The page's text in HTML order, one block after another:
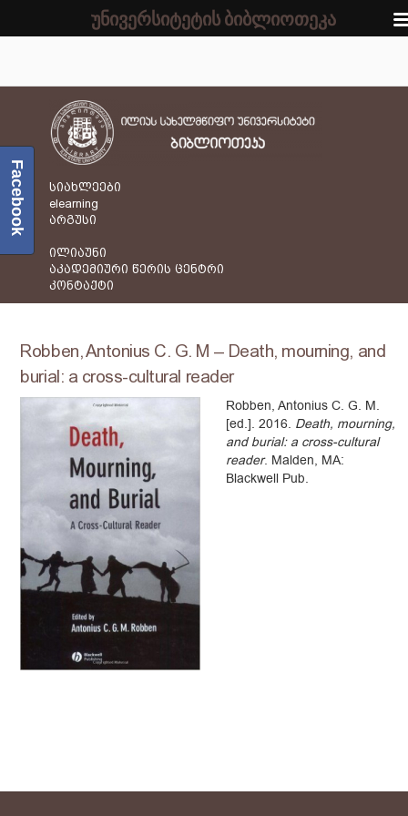
სიახლეები
elearning
არგუსი
ილიაუნი
აკადემიური წერის ცენტრი
კონტაქტი
Robben, Antonius C. G. M – Death, mourning, and
burial: a cross-cultural reader
Robben, Antonius C. G. M.
[ed.]. 2016. Death, mourning,
and burial: a cross-cultural
reader. Malden, MA:
Blackwell Pub.
Facebook
უნივერსიტეტის ბიბლიოთეკა